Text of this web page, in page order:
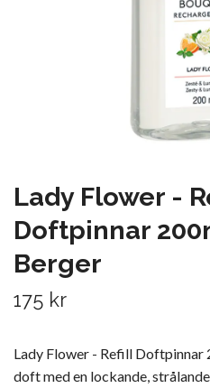
Lady Flower -
Doftpinnar
Berger
175 kr
Lady Flower - Refill Doftpinnar
doft med en lockande,